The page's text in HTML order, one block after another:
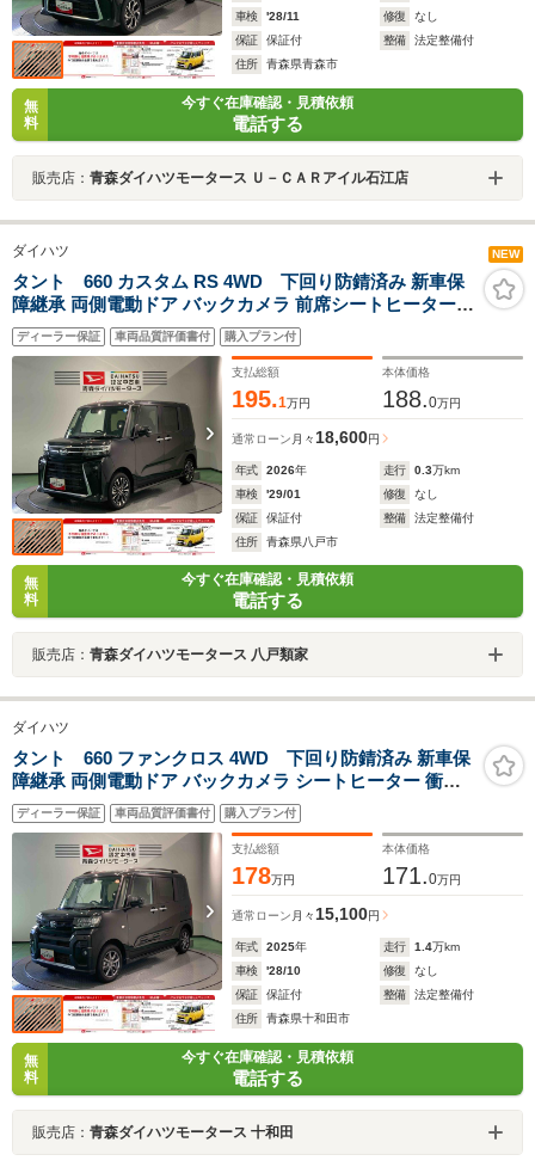
車検
'28/11 修復
なし
保証
保証付 整備
法定整備付
住所
青森県青森市
無
料
今すぐ在庫確認・見積依頼
電話する
販売店： 青森ダイハツモータース Ｕ－ＣＡＲアイル石江店
ダイハツ NEW
タント 660 カスタム RS 4WD 下回り防錆済み 新車保
障継承 両側電動ドア バックカメラ 前席シートヒーター
衝突被害軽減ブレーキ 障害物センサー
ディーラー保証 車両品質評価書付 購入プラン付
支払総額
195.1万円
本体価格
188.0万円
通常ローン 月々 18,600円
年式 2026年 走行 0.3万km
車検
'29/01 修復
なし
保証
保証付 整備
法定整備付
住所
青森県八戸市
無
料
今すぐ在庫確認・見積依頼
電話する
販売店： 青森ダイハツモータース 八戸類家
ダイハツ
タント 660 ファンクロス 4WD 下回り防錆済み 新車保
障継承 両側電動ドア バックカメラ シートヒーター 衝突
被害軽減ブレーキ 障害物センサー
ディーラー保証 車両品質評価書付 購入プラン付
支払総額
178万円
本体価格
171.0万円
通常ローン 月々15,100円
年式 2025年 走行 1.4万km
車検
'28/10 修復
なし
保証
保証付 整備
法定整備付
住所
青森県十和田市
無
料
今すぐ在庫確認・見積依頼
電話する
販売店： 青森ダイハツモータース 十和田